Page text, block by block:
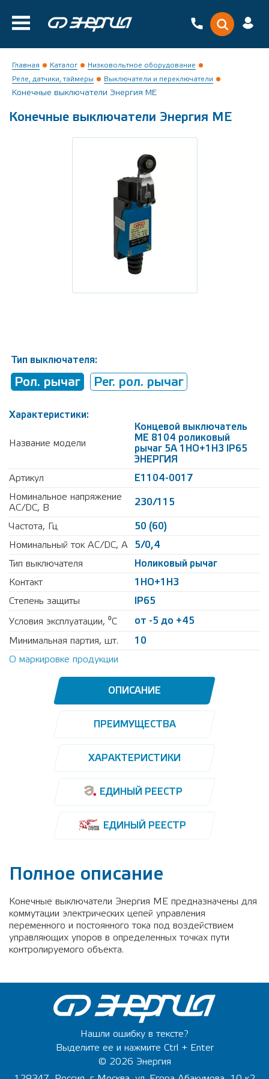
Главная Каталог
Низковольтное оборудование
Реле, датчики, таймеры
Выключатели и переключатели
Конечные выключатели Энергия ME
Конечные выключатели Энергия ME
Тип выключателя:
Рол. рычаг Рег. рол. рычаг
Характеристики:
Название модели
Концевой выключатель
МЕ 8104 роликовый
рычаг 5А 1НО+1НЗ IP65
ЭНЕРГИЯ
Артикул
Е1104-0017
Номинальное напряжение
AC/DC, В
230/115
Частота, Гц
50 (60)
Номинальный ток AC/DC, А
5/0,4
Тип выключателя
Hоликовый рычаг
Контакт
1НO+1Н3
Степень защиты
IP65
Условия эксплуатации, ⁰С
от -5 до +45
Минимальная партия, шт.
10
О маркировке продукции
ОПИСАНИЕ
ПРЕИМУЩЕСТВА
ХАРАКТЕРИСТИКИ
ЕДИНЫЙ РЕЕСТР
ЕДИНЫЙ РЕЕСТР
Полное описание
Конечные выключатели Энергия ME предназначены для
коммутации электрических цепей управления
переменного и постоянного тока под воздействием
управляющих упоров в определенных точках пути
контролируемого объекта.
Нашли ошибку в тексте?
Выделите ее и нажмите Ctrl + Enter
© 2026 Энергия